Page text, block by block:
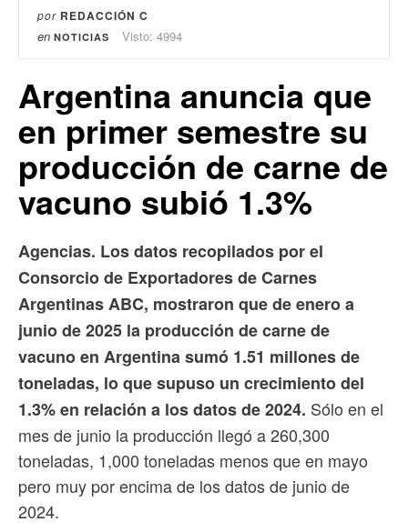
por REDACCIÓN C
en NOTICIAS Visto: 4994
Argentina anuncia que
en primer semestre su
producción de carne de
vacuno subió 1.3%
Agencias. Los datos recopilados por el
Consorcio de Exportadores de Carnes
Argentinas ABC, mostraron que de enero a
junio de 2025 la producción de carne de
vacuno en Argentina sumó 1.51 millones de
toneladas, lo que supuso un crecimiento del
1.3% en relación a los datos de 2024. Sólo en el
mes de junio la producción llegó a 260,300
toneladas, 1,000 toneladas menos que en mayo
pero muy por encima de los datos de junio de
2024.